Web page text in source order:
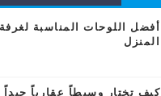
أفضل اللوحات المناسبة
المنزل
كيف تختار وسيطاً عقارياً جيداً